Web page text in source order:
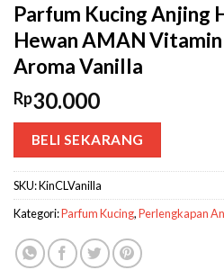
Parfum Kucing Anjing
Hewan AMAN
Aroma Vanilla
Rp30.000
BELI SEKARANG
SKU:KinCLVanilla
Kategori:Parfum Kucing,Perlengkapan